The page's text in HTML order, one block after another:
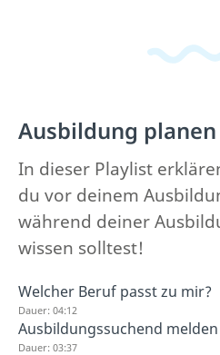
Ausbildung planen
In dieser Playlist
du vor deinem
während deiner
wissen solltest!
Welcher Beruf passt zu mir?
Dauer: 04:12
Ausbildungssuchend melden
Dauer: 03:37